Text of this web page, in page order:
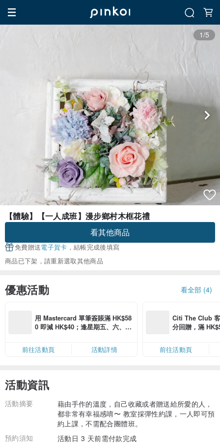
1/5
【體驗】【一人成班】漫步鄉村木框花禮
看其他商品
免費贈送電子賀卡 ，結帳完成後填寫
商品已下架，請重新選取其他商品
優惠活動 看全部 (4)
用 Mastercard 單筆簽賬滿 HK$58
0 即減 HK$40；逢星期五、六、日
限，額滿即止，僅限「常用信用
卡」結帳）
前往活動頁 活動詳情
Citi The Club
分回贈，滿
前往活動頁
活動資訊
活動摘要
藉由手作的溫度，自己收藏或者贈送給所愛的人，
都非常有幸福感唷〜 教室採彈性約課，一人即可預
約上課，不需配合團體班。
預約須知
活動日 3 天前需付款完成